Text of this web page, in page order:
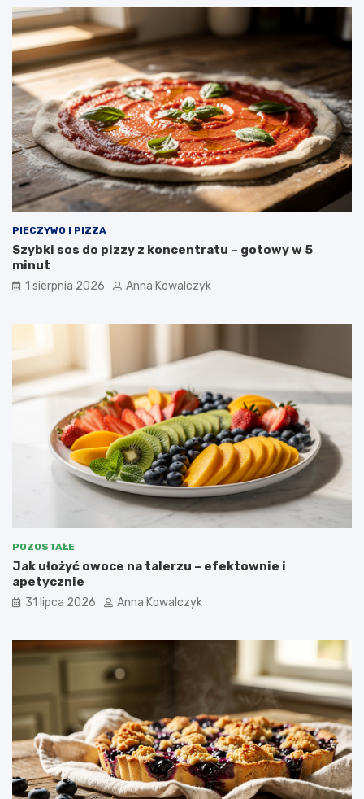
PIECZYWO I PIZZA
Szybki sos do pizzy z koncentratu – gotowy w 5
minut
1 sierpnia 2026 Anna Kowalczyk
POZOSTAŁE
Jak ułożyć owoce na talerzu – efektownie i
apetycznie
31 lipca 2026 Anna Kowalczyk